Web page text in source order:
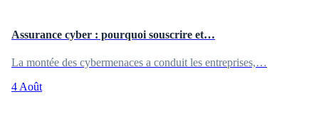
Assurance cyber : pourquoi souscrire et…
La montée des cybermenaces a conduit les entreprises,…
4 Août